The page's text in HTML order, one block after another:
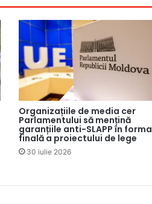
Organizațiile de media cer
Parlamentului să mențină
garanțiile anti-SLAPP în forma
finală a proiectului de lege
30 iulie 2026